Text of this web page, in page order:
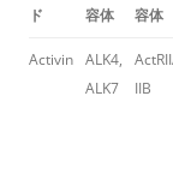
ド
容体
容体
Activin ALK4,
ALK7
IIB